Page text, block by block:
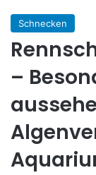
Schnecken
–